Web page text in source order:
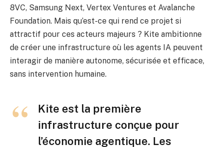
8VC, Samsung Next, Vertex Ventures et Avalanche
Foundation. Mais qu’est-ce qui rend ce projet si
attractif pour ces acteurs majeurs ? Kite ambitionne
de créer une infrastructure où les agents IA peuvent
interagir de manière autonome, sécurisée et efficace,
sans intervention humaine.
Kite est la première
infrastructure conçue pour
l’économie agentique. Les